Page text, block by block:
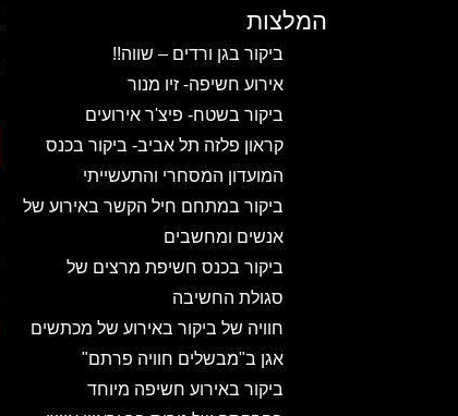
המלצות
ביקור בגן ורדים – שווה!!
אירוע חשיפה- זיו מנור
ביקור בשטח- פיצ'ר אירועים
קראון פלזה תל אביב- ביקור בכנס
המועדון המסחרי והתעשייתי
ביקור במתחם חיל הקשר באירוע של
אנשים ומחשבים
ביקור בכנס חשיפת מרצים של
סגולת החשיבה
חוויה של ביקור באירוע של מכתשים
אגן ב"מבשלים חוויה פרתם"
ביקור באירוע חשיפה מיוחד